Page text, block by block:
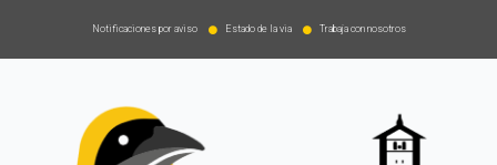
Notificaciones por aviso Estado de la via Trabaja con nosotros